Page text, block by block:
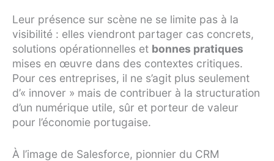
Leur présence sur scène ne se limite pas à la
visibilité : elles viendront partager cas concrets,
solutions opérationnelles et bonnes pratiques
mises en œuvre dans des contextes critiques.
Pour ces entreprises, il ne s’agit plus seulement
d’« innover » mais de contribuer à la structuration
d’un numérique utile, sûr et porteur de valeur
pour l’économie portugaise.
À l’image de Salesforce, pionnier du CRM